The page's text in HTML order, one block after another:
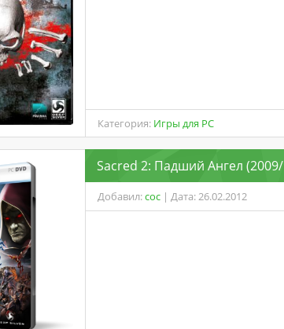
Категория: Игры для PC
Sacred 2: Падший Ангел
Добавил:coc | Дата: 26.02.2012